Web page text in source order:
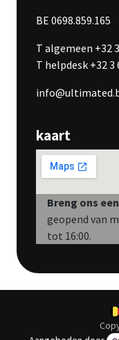
BE 0698.859.165
T algemeen +32
T helpdesk +32 3
kaart
Breng ons
geopend van
tot 16:00.